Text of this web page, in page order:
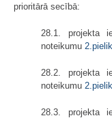
prioritārā secībā:
28.1. projekta
noteikumu
28.2. projekta
noteikumu
28.3. projekta